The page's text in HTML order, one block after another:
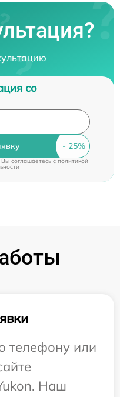
со
Вы соглашаетесь cполитикой
телефону или
Наш